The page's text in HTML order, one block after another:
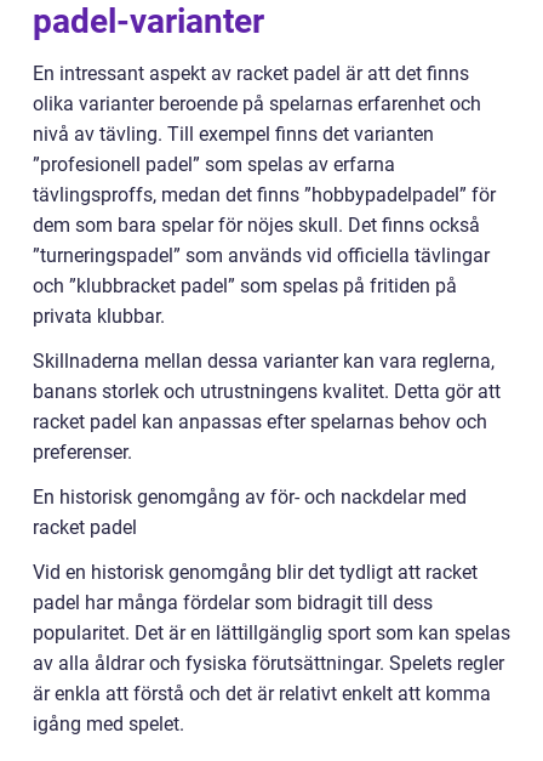
padel-varianter
En intressant aspekt av racket padel är att det finns
olika varianter beroende på spelarnas erfarenhet och
nivå av tävling. Till exempel finns det varianten
”profesionell padel” som spelas av erfarna
tävlingsproffs, medan det finns ”hobbypadelpadel” för
dem som bara spelar för nöjes skull. Det finns också
”turneringspadel” som används vid officiella tävlingar
och ”klubbracket padel” som spelas på fritiden på
privata klubbar.
Skillnaderna mellan dessa varianter kan vara reglerna,
banans storlek och utrustningens kvalitet. Detta gör att
racket padel kan anpassas efter spelarnas behov och
preferenser.
En historisk genomgång av för- och nackdelar med
racket padel
Vid en historisk genomgång blir det tydligt att racket
padel har många fördelar som bidragit till dess
popularitet. Det är en lättillgänglig sport som kan spelas
av alla åldrar och fysiska förutsättningar. Spelets regler
är enkla att förstå och det är relativt enkelt att komma
igång med spelet.